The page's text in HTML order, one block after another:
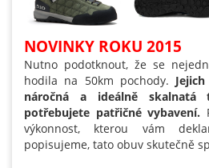
NOVINKY ROKU 2015
Nutno podotknout, že se
hodila na 50km pochody.
náročná a ideálně
potřebujete patřičné vybavení.
výkonnost, kterou vám
popisujeme, tato obuv skutečně